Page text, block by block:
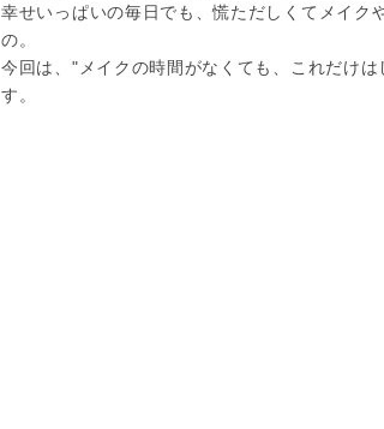
幸せいっぱいの毎日でも、慌ただしくてメイク
の。
今回は、"メイクの時間がなくても、これだけ
す。